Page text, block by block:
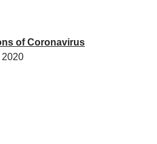
of Coronavirus
2020